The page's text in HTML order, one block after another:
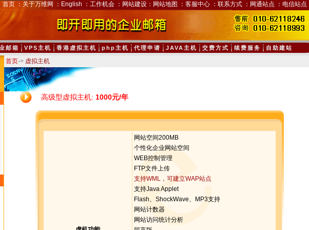
首页 ： 关于万维网 ： English ： 工作机会 ： 网站建设 ： 网站地图 ： 客服中心 ： 联系方式 ： 网通站点 ： 电信站点
邮箱 VPS主机 香港虚拟主机 php主机 代理申请 JAVA主机 交费方式 续费服务 自助建站
首页-> 虚拟主机
高级型虚拟主机: 1000元/年
网站空间200MB
个性化企业网站空间
WEB控制管理
FTP文件上传
支持WML，可建立WAP站点
支持Java Applet
Flash、ShockWave、MP3支持
网站计数器
网站访问统计分析